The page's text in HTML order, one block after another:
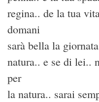
regina.. de la tua
domani
sarà bella la
natura.. e se di lei..
per
la natura.. sarai